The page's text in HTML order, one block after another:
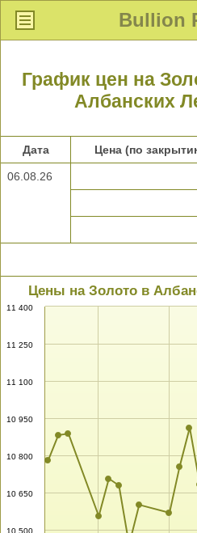
Bullion
График цен на
Албанских
Дата Цена (по
06.08.26
Цены на Золото в
10 500
10 650
10 800
10 950
11 100
11 250
11 400